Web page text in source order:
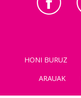
HONI BURUZ
ARAUAK